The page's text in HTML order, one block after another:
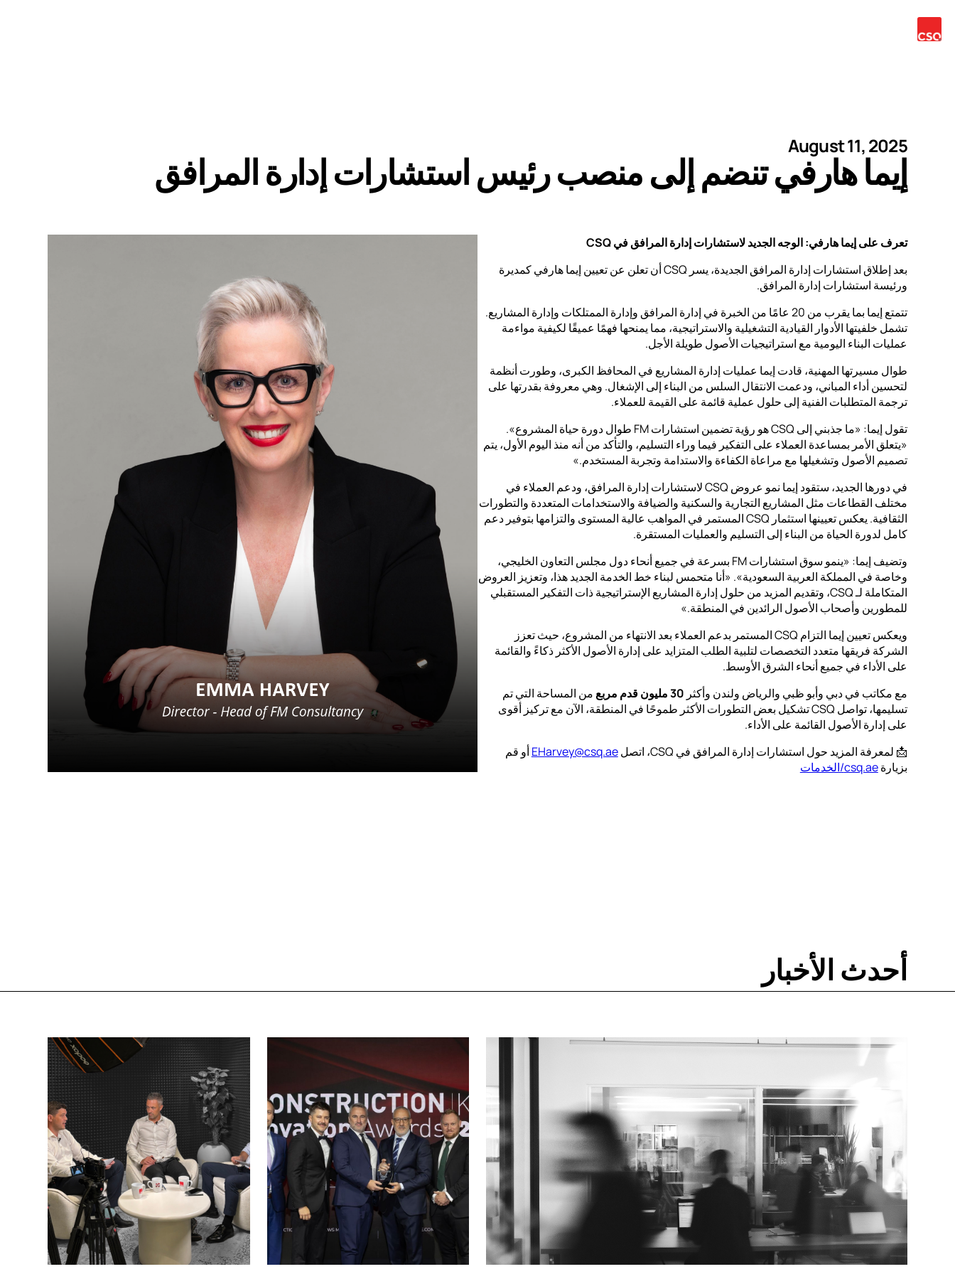
August 11, 2025
إيما هارفي تنضم إلى منصب رئيس استشارات إدارة المرافق
تعرف على إيما هارفي: الوجه الجديد لاستشارات إدارة المرافق في CSQ
بعد إطلاق استشارات إدارة المرافق الجديدة، يسر CSQ أن تعلن عن تعيين إيما هارفي كمديرة
ورئيسة استشارات إدارة المرافق.
تتمتع إيما بما يقرب من 20 عامًا من الخبرة في إدارة المرافق وإدارة الممتلكات وإدارة المشاريع.
تشمل خلفيتها الأدوار القيادية التشغيلية والاستراتيجية، مما يمنحها فهمًا عميقًا لكيفية مواءمة
عمليات البناء اليومية مع استراتيجيات الأصول طويلة الأجل.
طوال مسيرتها المهنية، قادت إيما عمليات إدارة المشاريع في المحافظ الكبرى، وطورت أنظمة
لتحسين أداء المباني، ودعمت الانتقال السلس من البناء إلى الإشغال. وهي معروفة بقدرتها على
ترجمة المتطلبات الفنية إلى حلول عملية قائمة على القيمة للعملاء.
تقول إيما: «ما جذبني إلى CSQ هو رؤية تضمين استشارات FM طوال دورة حياة المشروع».
«يتعلق الأمر بمساعدة العملاء على التفكير فيما وراء التسليم، والتأكد من أنه منذ اليوم الأول، يتم
تصميم الأصول وتشغيلها مع مراعاة الكفاءة والاستدامة وتجربة المستخدم.»
في دورها الجديد، ستقود إيما نمو عروض CSQ لاستشارات إدارة المرافق، ودعم العملاء في
مختلف القطاعات مثل المشاريع التجارية والسكنية والضيافة والاستخدامات المتعددة والتطورات
الثقافية. يعكس تعيينها استثمار CSQ المستمر في المواهب عالية المستوى والتزامها بتوفير دعم
كامل لدورة الحياة من البناء إلى التسليم والعمليات المستقرة.
وتضيف إيما: «ينمو سوق استشارات FM بسرعة في جميع أنحاء دول مجلس التعاون الخليجي،
وخاصة في المملكة العربية السعودية». «أنا متحمس لبناء خط الخدمة الجديد هذا، وتعزيز العروض
المتكاملة لـ CSQ، وتقديم المزيد من حلول إدارة المشاريع الإستراتيجية ذات التفكير المستقبلي
للمطورين وأصحاب الأصول الرائدين في المنطقة.»
ويعكس تعيين إيما التزام CSQ المستمر بدعم العملاء بعد الانتهاء من المشروع، حيث تعزز
الشركة فريقها متعدد التخصصات لتلبية الطلب المتزايد على إدارة الأصول الأكثر ذكاءً والقائمة
على الأداء في جميع أنحاء الشرق الأوسط.
مع مكاتب في دبي وأبو ظبي والرياض ولندن وأكثر 30 مليون قدم مربع
من المساحة التي تم
تسليمها، تواصل CSQ تشكيل بعض التطورات الأكثر طموحًا في المنطقة، الآن مع تركيز أقوى
على إدارة الأصول القائمة على الأداء.
📩 لمعرفة المزيد حول استشارات إدارة المرافق في CSQ، اتصل
EHarvey@csq.aeأو قم
بزيارةcsq.ae/الخدمات
أحدث الأخبار